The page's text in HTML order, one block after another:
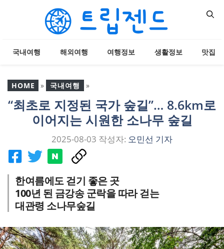
뛰
기
국내여행 해외여행 여행정보 생활정보 맛집
HOME » 국내여행 »
“최초로 지정된 국가 숲
길”… 8.6km로 이어지는
시원한 소나무 숲길
“최초로 지정된 국가 숲길”… 8.6km로
이어지는 시원한 소나무 숲길
2025-08-03 작성자: 오민선 기자
한여름에도 걷기 좋은 곳
100년 된 금강송 군락을 따라 걷는
대관령 소나무숲길